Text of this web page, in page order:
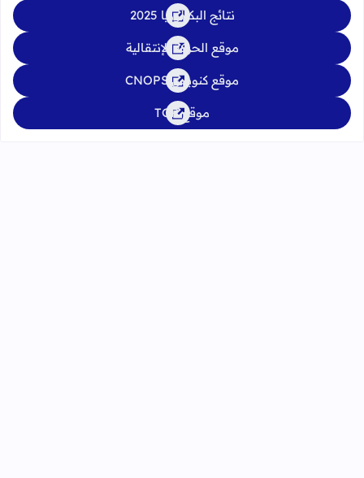
نتائج البكالوريا 2025
موقع الحركة الإنتقالية
موقع كنوبس CNOPS
موقع TGR